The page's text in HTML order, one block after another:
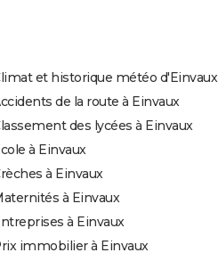
et historique météo d'Einvaux
de la route à Einvaux
des lycées à Einvaux
à Einvaux
à Einvaux
à Einvaux
à Einvaux
immobilier à Einvaux